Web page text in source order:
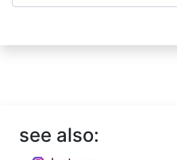
see also: